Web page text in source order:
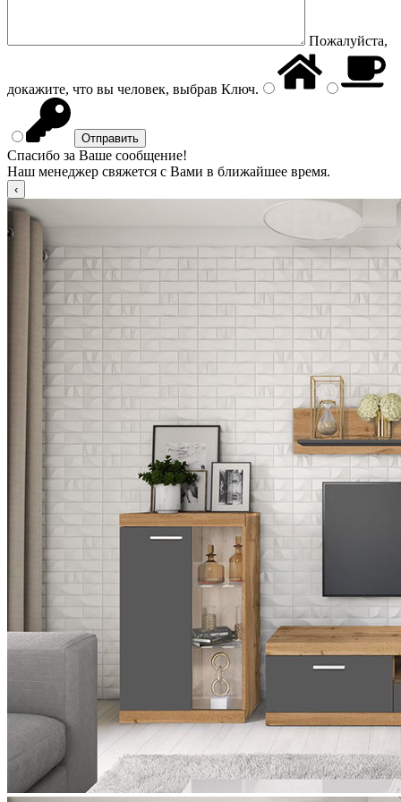
Пожалуйста,
докажите, что вы человек, выбрав Ключ.
Спасибо за Ваше сообщение!
Наш менеджер свяжется с Вами в ближайшее время.